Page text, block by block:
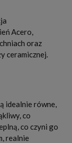
Acero,
oraz
ceramicznej.
idealnie równe,
co
co czyni go
realnie